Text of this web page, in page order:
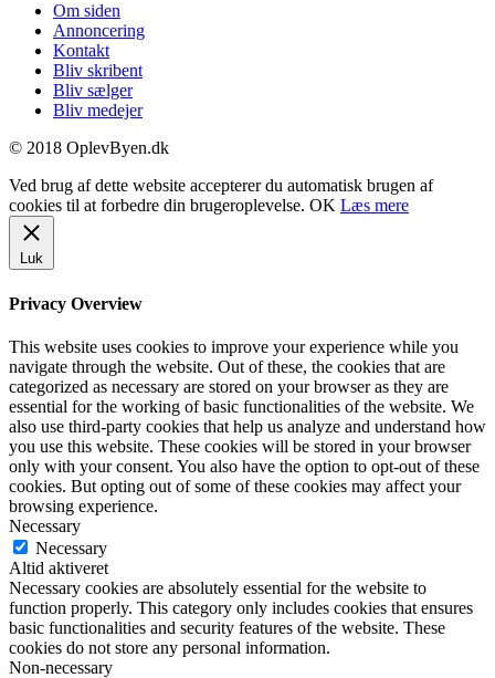
Om siden
Annoncering
Kontakt
Bliv skribent
Bliv sælger
Bliv medejer
© 2018 OplevByen.dk
Ved brug af dette website accepterer du automatisk brugen af
cookies til at forbedre din brugeroplevelse. OK Læs mere
Luk
Privacy Overview
This website uses cookies to improve your experience while you
navigate through the website. Out of these, the cookies that are
categorized as necessary are stored on your browser as they are
essential for the working of basic functionalities of the website. We
also use third-party cookies that help us analyze and understand how
you use this website. These cookies will be stored in your browser
only with your consent. You also have the option to opt-out of these
cookies. But opting out of some of these cookies may affect your
browsing experience.
Necessary
Necessary
Altid aktiveret
Necessary cookies are absolutely essential for the website to
function properly. This category only includes cookies that ensures
basic functionalities and security features of the website. These
cookies do not store any personal information.
Non-necessary